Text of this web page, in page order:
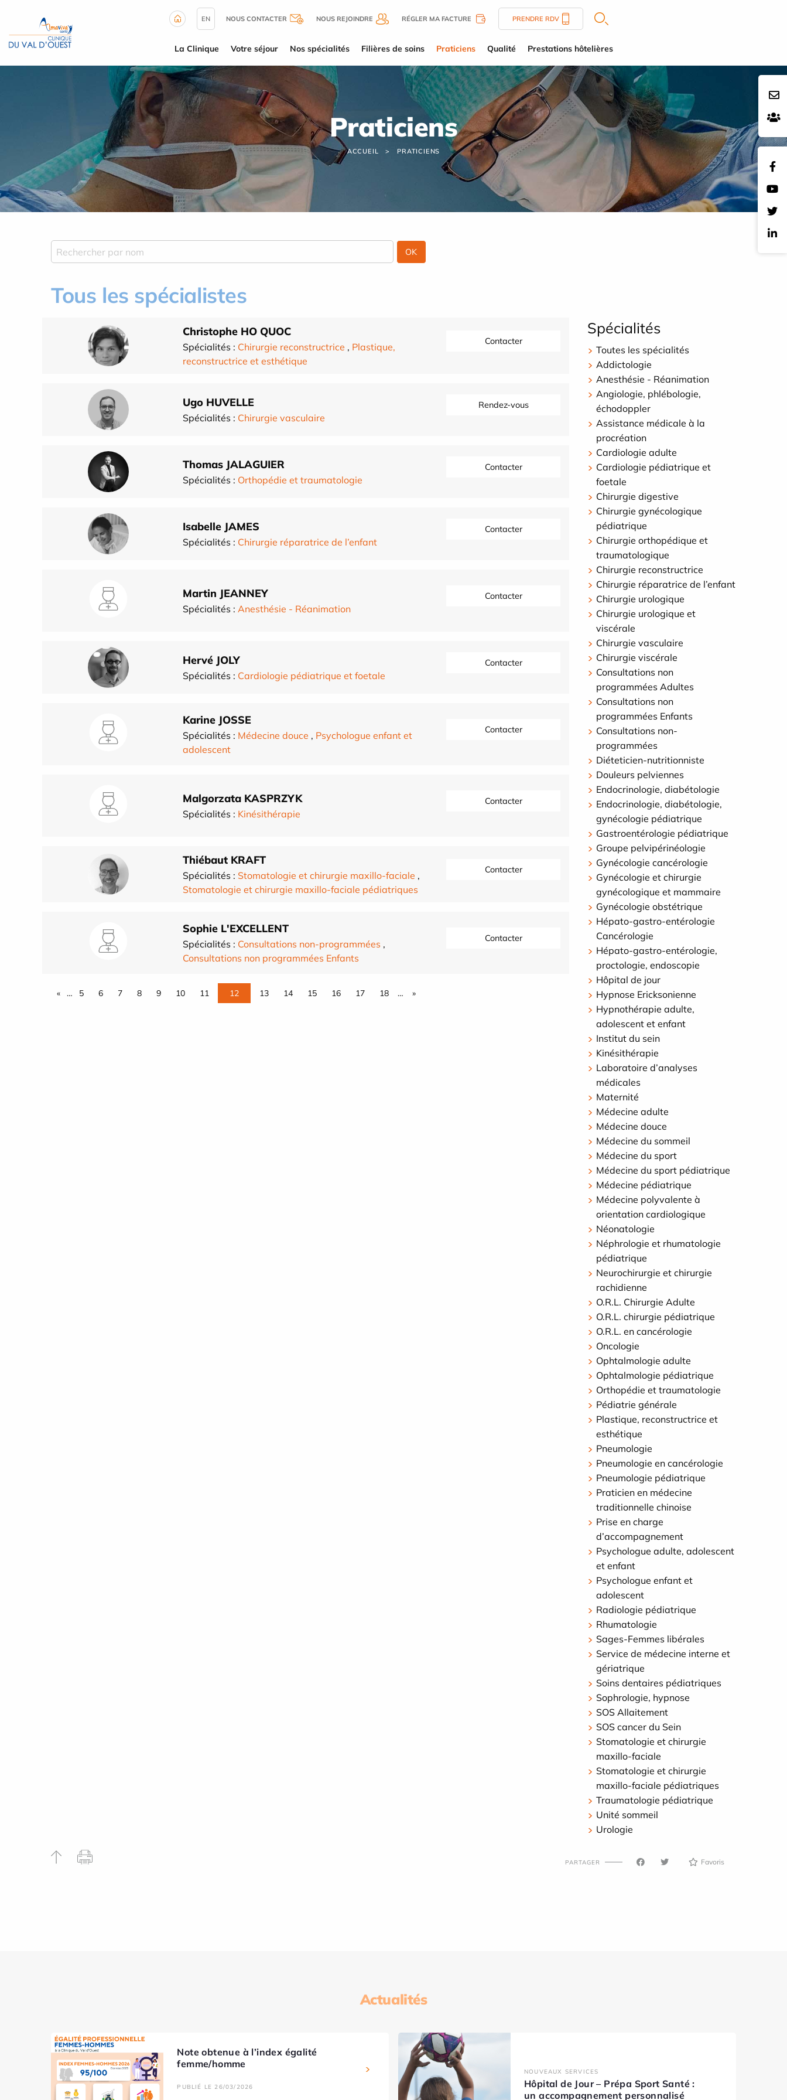
EN NOUS CONTACTER NOUS REJOINDRE RÉGLER MA FACTURE PRENDRE RDV
La Clinique Votre séjour Nos spécialités Filières de soins Praticiens Qualité Prestations hôtelières
Praticiens
ACCUEIL PRATICIENS
Tous les spécialistes
Christophe HO QUOC
Spécialités : Chirurgie reconstructrice , Plastique,
reconstructrice et esthétique
Contacter
Ugo HUVELLE
Spécialités : Chirurgie vasculaire
Rendez-vous
Thomas JALAGUIER
Spécialités : Orthopédie et traumatologie
Contacter
Isabelle JAMES
Spécialités : Chirurgie réparatrice de l’enfant
Contacter
Martin JEANNEY
Spécialités : Anesthésie - Réanimation
Contacter
Hervé JOLY
Spécialités : Cardiologie pédiatrique et foetale
Contacter
Karine JOSSE
Spécialités : Médecine douce , Psychologue enfant et
adolescent
Contacter
Malgorzata KASPRZYK
Spécialités : Kinésithérapie
Contacter
Thiébaut KRAFT
Spécialités : Stomatologie et chirurgie maxillo-faciale ,
Stomatologie et chirurgie maxillo-faciale pédiatriques
Contacter
Sophie L'EXCELLENT
Spécialités : Consultations non-programmées ,
Consultations non programmées Enfants
Contacter
« … 5 6 7 8 9 10 11 12 13 14 15 16 17 18 … »
Spécialités
Toutes les spécialités
Addictologie
Anesthésie - Réanimation
Angiologie, phlébologie,
échodoppler
Assistance médicale à la
procréation
Cardiologie adulte
Cardiologie pédiatrique et
foetale
Chirurgie digestive
Chirurgie gynécologique
pédiatrique
Chirurgie orthopédique et
traumatologique
Chirurgie reconstructrice
Chirurgie réparatrice de l’enfant
Chirurgie urologique
Chirurgie urologique et
viscérale
Chirurgie vasculaire
Chirurgie viscérale
Consultations non
programmées Adultes
Consultations non
programmées Enfants
Consultations non-
programmées
Diéteticien-nutritionniste
Douleurs pelviennes
Endocrinologie, diabétologie
Endocrinologie, diabétologie,
gynécologie pédiatrique
Gastroentérologie pédiatrique
Groupe pelvipérinéologie
Gynécologie cancérologie
Gynécologie et chirurgie
gynécologique et mammaire
Gynécologie obstétrique
Hépato-gastro-entérologie
Cancérologie
Hépato-gastro-entérologie,
proctologie, endoscopie
Hôpital de jour
Hypnose Ericksonienne
Hypnothérapie adulte,
adolescent et enfant
Institut du sein
Kinésithérapie
Laboratoire d’analyses
médicales
Maternité
Médecine adulte
Médecine douce
Médecine du sommeil
Médecine du sport
Médecine du sport pédiatrique
Médecine pédiatrique
Médecine polyvalente à
orientation cardiologique
Néonatologie
Néphrologie et rhumatologie
pédiatrique
Neurochirurgie et chirurgie
rachidienne
O.R.L. Chirurgie Adulte
O.R.L. chirurgie pédiatrique
O.R.L. en cancérologie
Oncologie
Ophtalmologie adulte
Ophtalmologie pédiatrique
Orthopédie et traumatologie
Pédiatrie générale
Plastique, reconstructrice et
esthétique
Pneumologie
Pneumologie en cancérologie
Pneumologie pédiatrique
Praticien en médecine
traditionnelle chinoise
Prise en charge
d’accompagnement
Psychologue adulte, adolescent
et enfant
Psychologue enfant et
adolescent
Radiologie pédiatrique
Rhumatologie
Sages-Femmes libérales
Service de médecine interne et
gériatrique
Soins dentaires pédiatriques
Sophrologie, hypnose
SOS Allaitement
SOS cancer du Sein
Stomatologie et chirurgie
maxillo-faciale
Stomatologie et chirurgie
maxillo-faciale pédiatriques
Traumatologie pédiatrique
Unité sommeil
Urologie
PARTAGER Favoris
Actualités
Note obtenue à l’index égalité
femme/homme
PUBLIÉ LE 26/03/2026
NOUVEAUX SERVICES
Hôpital de Jour – Prépa Sport Santé :
un accompagnement personnalisé